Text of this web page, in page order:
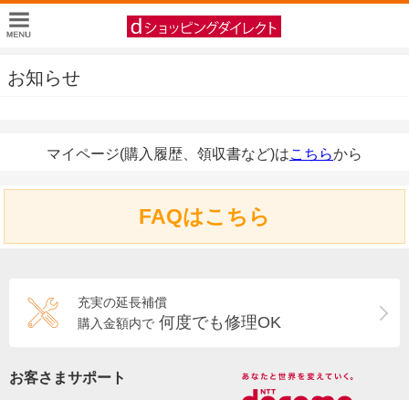
お知らせ
マイページ(購入履歴、領収書など)はこちらから
FAQはこちら
充実の延長補償
購入金額内で 何度でも修理OK
お客さまサポート